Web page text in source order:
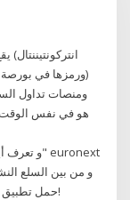
ومنصات تداول
حمل تطبيق